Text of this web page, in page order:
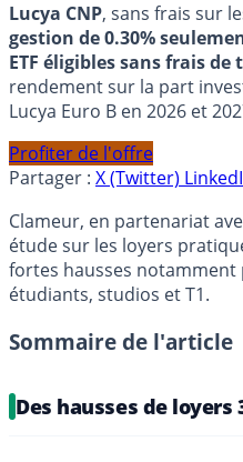
Lucya CNP, sans frais sur
gestion de 0.30%
ETF éligibles sans frais
rendement sur la part
Lucya Euro B en 2026 et
Profiter de l'offre
Partager : X (Twitter)
Clameur, en partenariat
étude sur les loyers
fortes hausses notamment
étudiants, studios et T1.
Sommaire de l'article
Des hausses de loyers